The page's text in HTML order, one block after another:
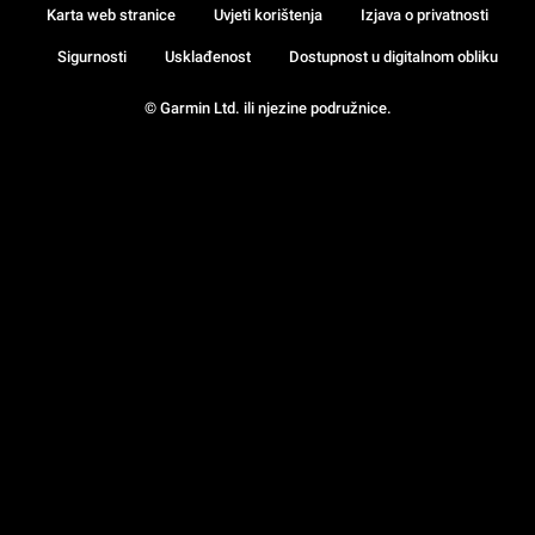
© Garmin Ltd. ili njezine podružnice.
Karta web stranice Uvjeti korištenja Izjava o privatnosti
Sigurnosti Usklađenost Dostupnost u digitalnom obliku